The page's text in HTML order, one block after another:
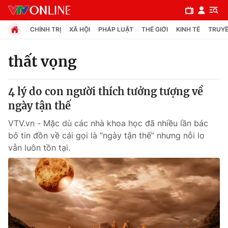
Chuyên mục
Chính trị
Xã hội
Pháp luật
Y tế
Thế giới
CHÍNH TRỊ XÃ HỘI PHÁP LUẬT THẾ GIỚI KINH TẾ
thất vọng
4 lý do con người thích tưởng tượng về
ngày tận thế
VTV.vn - Mặc dù các nhà khoa học đã nhiều lần bác
bỏ tin đồn về cái gọi là “ngày tận thế” nhưng nỗi lo
vẫn luôn tồn tại.